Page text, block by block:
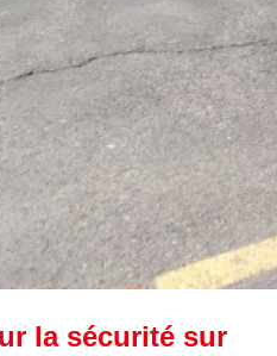
la sécurité sur